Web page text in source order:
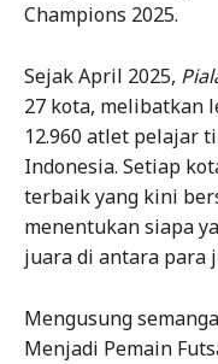
Champions 2025.
Sejak April 2025,
27 kota, melibatkan
12.960 atlet pelajar
Indonesia. Setiap
terbaik yang kini
menentukan siapa
juara di antara para
Mengusung
Menjadi Pemain